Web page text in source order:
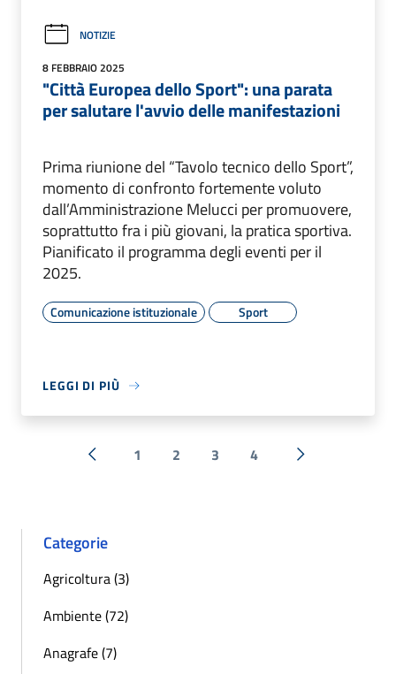
NOTIZIE
8 FEBBRAIO 2025
"Città Europea dello Sport": una parata
per salutare l'avvio delle manifestazioni
Prima riunione del “Tavolo tecnico dello Sport”,
momento di confronto fortemente voluto
dall’Amministrazione Melucci per promuovere,
soprattutto fra i più giovani, la pratica sportiva.
Pianificato il programma degli eventi per il
2025.
Comunicazione istituzionale Sport
LEGGI DI PIÙ
« Precedente
1 2 3 4 Successiva »
Categorie
Agricoltura (3)
Ambiente (72)
Anagrafe (7)